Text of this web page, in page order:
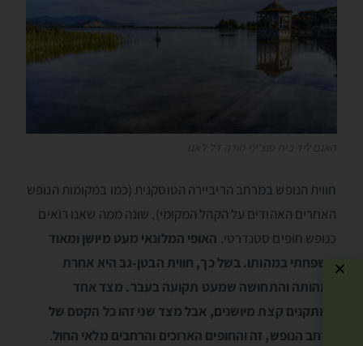
חווית הנופש במרחב הריביירה הטוסקנית (כמו במקומות הנופש
האחרים האהודים על הקהל המקומי), שונה ממה שאנו רואים
כנופש חופים סטנדרטי. האופי המלונאי מעט מיושן ומאוד
משפחתי במהותו. בשל כך, חווית הבטן-גב היא אחרת
במהותה והתחושה שמעט תקועה בעבר. מצד אחד
המתקנים קצת מיושנים, אבל מצד שני זהו כל הקסם של
מרחב הנופש, זה והחופים הארוכים והרחבים מלאי החול.